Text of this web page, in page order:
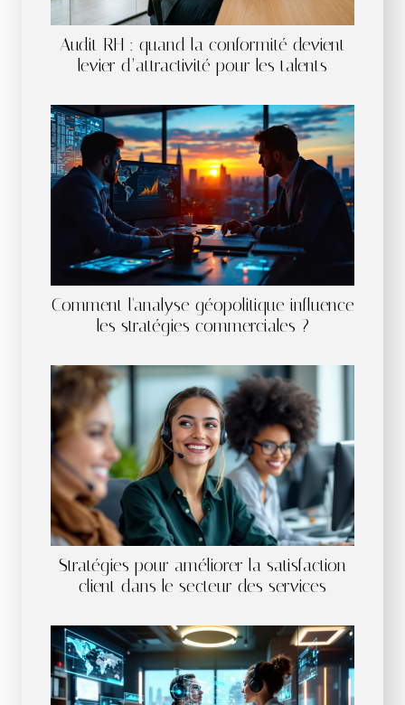
Audit RH : quand la conformité devient
levier d’attractivité pour les talents
Comment l'analyse géopolitique influence
les stratégies commerciales ?
Stratégies pour améliorer la satisfaction
client dans le secteur des services